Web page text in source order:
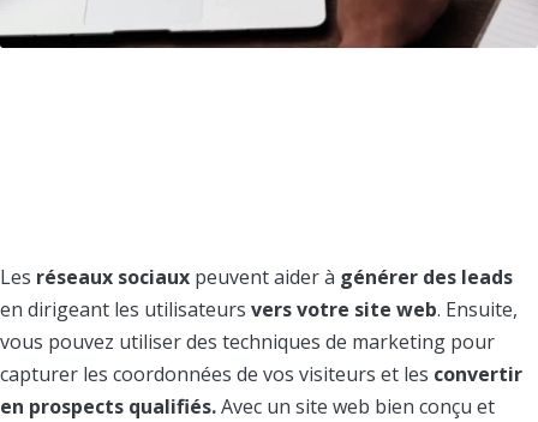
Les réseaux sociaux peuvent aider à générer des leads
en dirigeant les utilisateurs vers votre site web. Ensuite,
vous pouvez utiliser des techniques de marketing pour
capturer les coordonnées de vos visiteurs et les convertir
en prospects qualifiés.Avec un site web bien conçu et